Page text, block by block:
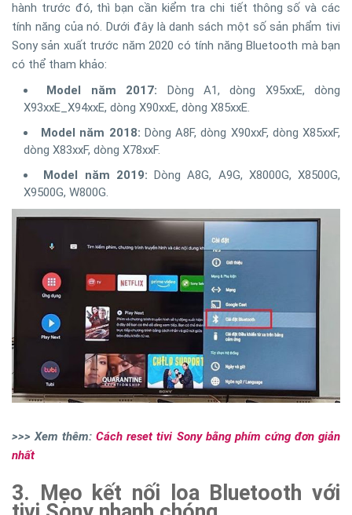
hành trước đó, thì bạn cần kiểm tra chi tiết thông số và các
tính năng của nó. Dưới đây là danh sách một số sản phẩm tivi
Sony sản xuất trước năm 2020 có tính năng Bluetooth mà bạn
có thể tham khảo:
Model năm 2017: Dòng A1, dòng X95xxE, dòng
X93xxE_X94xxE, dòng X90xxE, dòng X85xxE.
Model năm 2018: Dòng A8F, dòng X90xxF, dòng X85xxF,
dòng X83xxF, dòng X78xxF.
Model năm 2019: Dòng A8G, A9G, X8000G, X8500G,
X9500G, W800G.
>>> Xem thêm:Cách reset tivi Sony bằng phím cứng đơn giản
nhất
3. Mẹo kết nối loa Bluetooth với